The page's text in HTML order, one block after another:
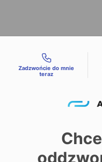
Możliwości kontaktu
Zadzwońcie do mnie
teraz